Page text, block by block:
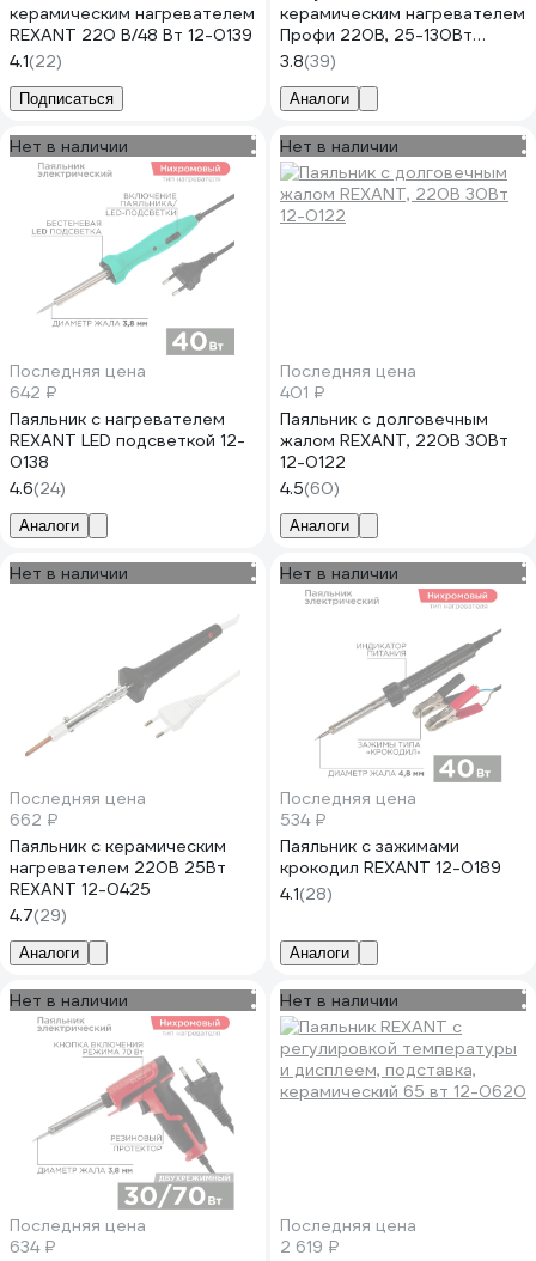
керамическим нагревателем
REXANT 220 В/48 Вт 12-0139
4.1(22)
Подписаться
керамическим нагревателем
Профи 220В, 25-130Вт
REXANT ZD-723N 12-0162-1
3.8(39)
Аналоги
Нет в наличии
Последняя цена
642 ₽
Паяльник с нагревателем
REXANT LED подсветкой 12-
0138
4.6(24)
Аналоги
Нет в наличии
Последняя цена
401 ₽
Паяльник с долговечным
жалом REXANT, 220В 30Вт
12-0122
4.5(60)
Аналоги
Нет в наличии
Последняя цена
662 ₽
Паяльник с керамическим
нагревателем 220В 25Вт
REXANT 12-0425
4.7(29)
Аналоги
Нет в наличии
Последняя цена
534 ₽
Паяльник с зажимами
крокодил REXANT 12-0189
4.1(28)
Аналоги
Нет в наличии
Последняя цена
634 ₽
Нет в наличии
Последняя цена
2 619 ₽